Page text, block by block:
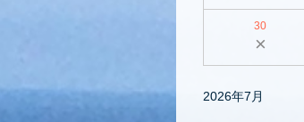
30
×
2026年7月